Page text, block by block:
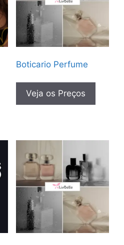
Boticario Perfume
Veja os Preços